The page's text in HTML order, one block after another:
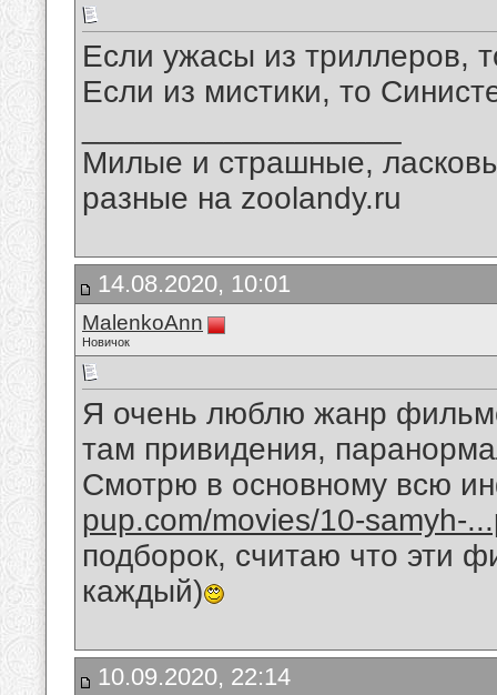
Если ужасы из триллеров,
Если из мистики, то
Милые и страшные,
разные на zoolandy.ru
14.08.2020, 10:01
MalenkoAnn
Новичок
Я очень люблю жанр
там привидения,
Смотрю в основному всю
pup.com/movies/10-samyh-
подборок, считаю что эти
каждый)
10.09.2020, 22:14